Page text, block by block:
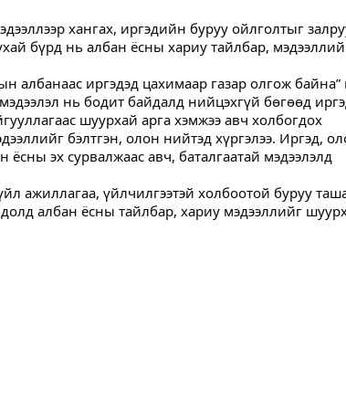
хангах, иргэдийн буруу ойлголтыг
бүрд нь албан ёсны хариу тайлбар,
албанаас иргэдэд цахимаар газар олгож байна”
нь бодит байдалд нийцэхгүй бөгөөд
шуурхай арга хэмжээ авч холбогдох
бэлтгэн, олон нийтэд хүргэлээ. Иргэд,
эх сурвалжаас авч, баталгаатай мэдээлэлд
ажиллагаа, үйлчилгээтэй холбоотой буруу
албан ёсны тайлбар, хариу мэдээллийг